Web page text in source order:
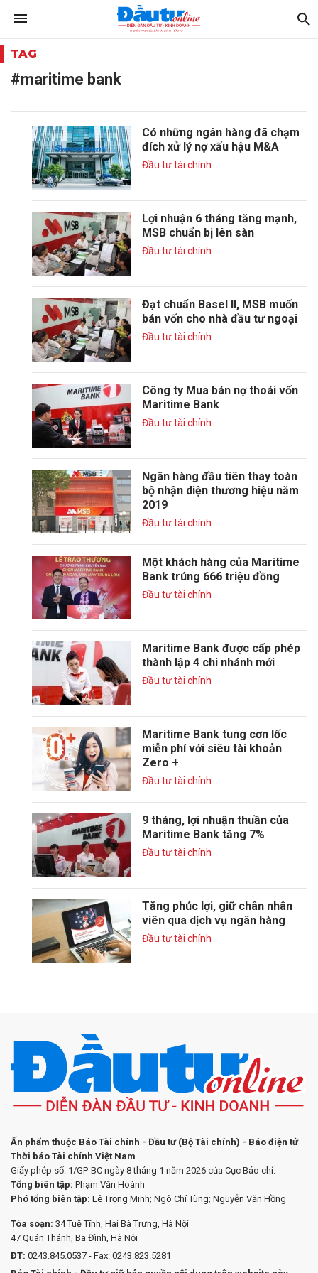
TAG
#maritime bank
Có những ngân hàng đã chạm
đích xử lý nợ xấu hậu M&A
Đầu tư tài chính
Lợi nhuận 6 tháng tăng mạnh,
MSB chuẩn bị lên sàn
Đầu tư tài chính
Đạt chuẩn Basel II, MSB muốn
bán vốn cho nhà đầu tư ngoại
Đầu tư tài chính
Công ty Mua bán nợ thoái vốn
Maritime Bank
Đầu tư tài chính
Ngân hàng đầu tiên thay toàn
bộ nhận diện thương hiệu năm
2019
Đầu tư tài chính
Một khách hàng của Maritime
Bank trúng 666 triệu đồng
Đầu tư tài chính
Maritime Bank được cấp phép
thành lập 4 chi nhánh mới
Đầu tư tài chính
Maritime Bank tung cơn lốc
miễn phí với siêu tài khoản
Zero +
Đầu tư tài chính
9 tháng, lợi nhuận thuần của
Maritime Bank tăng 7%
Đầu tư tài chính
Tăng phúc lợi, giữ chân nhân
viên qua dịch vụ ngân hàng
Đầu tư tài chính
Ấn phẩm thuộc Báo Tài chính - Đầu tư (Bộ Tài chính) - Báo điện tử
Thời báo Tài chính Việt Nam
Giấy phép số: 1/GP-BC ngày 8 tháng 1 năm 2026 của Cục Báo chí.
Tổng biên tập: Phạm Văn Hoành
Phó tổng biên tập: Lê Trọng Minh; Ngô Chí Tùng; Nguyễn Văn Hồng
Tòa soạn: 34 Tuệ Tĩnh, Hai Bà Trưng, Hà Nội
47 Quán Thánh, Ba Đình, Hà Nội
ĐT: 0243.845.0537 - Fax: 0243.823.5281